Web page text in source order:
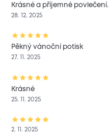
Krásné a příjemné
28. 12. 2025
Pěkný vánoční potisk
27. 11. 2025
Krásné
25. 11. 2025
2. 11. 2025